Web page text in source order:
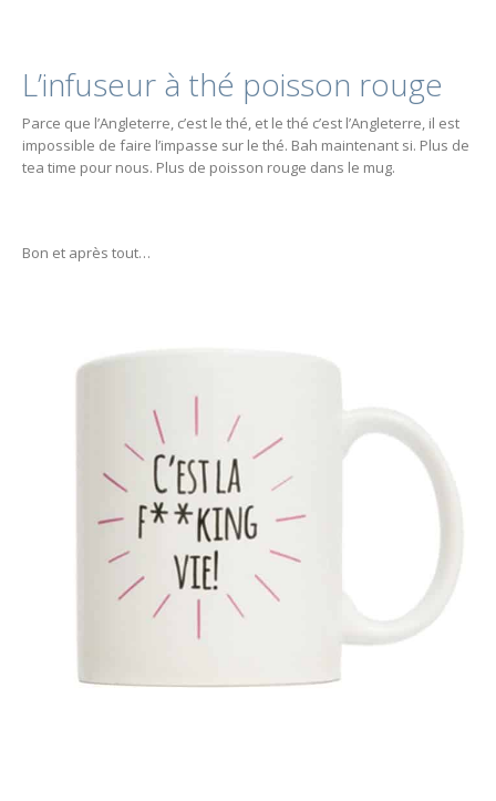
L’infuseur à thé poisson rouge
Parce que l’Angleterre, c’est le thé, et le thé c’est l’Angleterre, il est
impossible de faire l’impasse sur le thé. Bah maintenant si. Plus de
tea time pour nous. Plus de poisson rouge dans le mug.
Bon et après tout…